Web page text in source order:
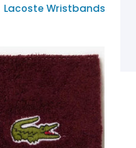
Lacoste Wristbands